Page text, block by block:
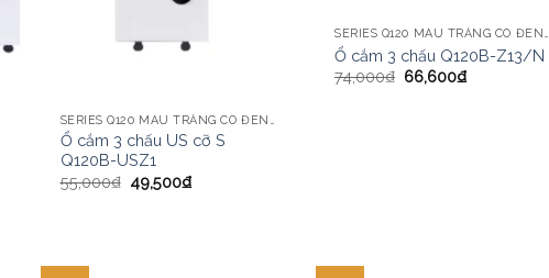
SERIES Q120 MÀU TRẮNG CÓ ĐÈN LED CHI TIẾT
Ổ cắm 3 chấu US cỡ S
Q120B-USZ1
55,000₫ 49,500₫
SERIES Q120 MÀU TRẮNG CÓ ĐÈN LED CHI TIẾT
Ổ cắm 3 chấu Q120B-Z13/N
74,000₫ 66,600₫